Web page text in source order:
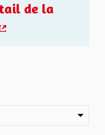
de la